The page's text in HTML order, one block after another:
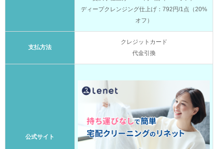
ディープクレンジング仕上げ：792円/1点（20%
オフ）
支払方法
クレジットカード
代金引換
公式サイト